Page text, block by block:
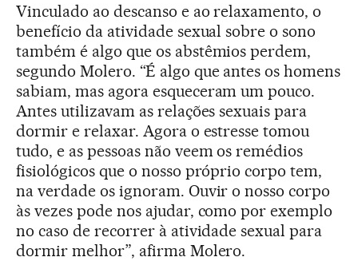
Vinculado ao descanso e ao relaxamento, o
benefício da atividade sexual sobre o sono
também é algo que os abstêmios perdem,
segundo Molero. “É algo que antes os homens
sabiam, mas agora esqueceram um pouco.
Antes utilizavam as relações sexuais para
dormir e relaxar. Agora o estresse tomou
tudo, e as pessoas não veem os remédios
fisiológicos que o nosso próprio corpo tem,
na verdade os ignoram. Ouvir o nosso corpo
às vezes pode nos ajudar, como por exemplo
no caso de recorrer à atividade sexual para
dormir melhor”, afirma Molero.